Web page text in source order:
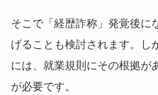
そこで「経歴詐称」発覚後に
げることも検討されます。し
には、就業規則にその根拠が
が必要です。